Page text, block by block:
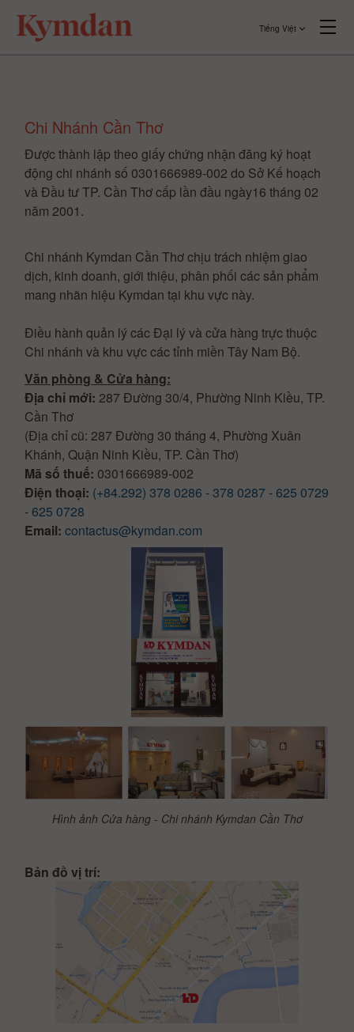
Tiếng Việt
Chi Nhánh Cần Thơ
Được thành lập theo giấy chứng nhận đăng ký hoạt
động chi nhánh số 0301666989-002 do Sở Kế hoạch
và Đầu tư TP. Cần Thơ cấp lần đầu ngày16 tháng 02
năm 2001.
Chi nhánh Kymdan Cần Thơ chịu trách nhiệm giao
dịch, kinh doanh, giới thiệu, phân phối các sản phẩm
mang nhãn hiệu Kymdan tại khu vực này.
Điều hành quản lý các Đại lý và cửa hàng trực thuộc
Chi nhánh và khu vực các tỉnh miền Tây Nam Bộ.
Văn phòng & Cửa hàng:
Địa chỉ mới: 287 Đường 30/4, Phường Ninh Kiều, TP.
Cần Thơ
(Địa chỉ cũ: 287 Đường 30 tháng 4, Phường Xuân
Khánh, Quận Ninh Kiều, TP. Cần Thơ)
Mã số thuế: 0301666989-002
Điện thoại: (+84.292) 378 0286 - 378 0287 - 625 0729
- 625 0728
Email: contactus@kymdan.com
Hình ảnh Cửa hàng - Chi nhánh Kymdan Cần Thơ
Bản đồ vị trí: